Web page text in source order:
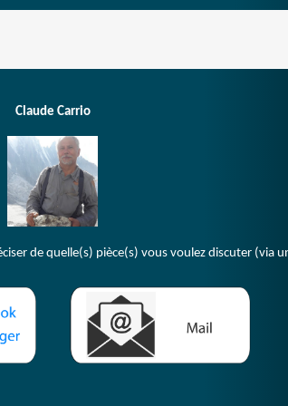
Claude Carrio
de quelle(s) pièce(s) vous voulez discuter (via